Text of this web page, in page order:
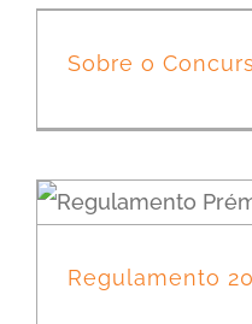
Sobre o
Regulamento